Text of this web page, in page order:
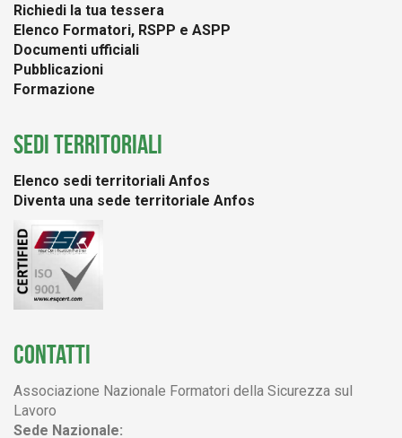
Richiedi la tua tessera
Elenco Formatori, RSPP e ASPP
Documenti ufficiali
Pubblicazioni
Formazione
SEDI TERRITORIALI
Elenco sedi territoriali Anfos
Diventa una sede territoriale Anfos
CONTATTI
Associazione Nazionale Formatori della Sicurezza sul
Lavoro
Sede Nazionale: